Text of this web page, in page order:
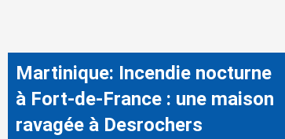
Martinique: Incendie nocturne
à Fort-de-France : une maison
ravagée à Desrochers